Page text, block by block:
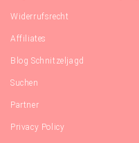
Widerrufsrecht
Affiliates
Blog Schnitzeljagd
Suchen
Partner
Privacy Policy